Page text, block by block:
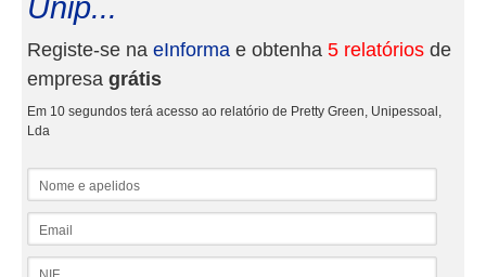
Unip...
Registe-se na eInforma e obtenha 5 relatórios de
empresa grátis
Em 10 segundos terá acesso ao relatório de Pretty Green, Unipessoal,
Lda